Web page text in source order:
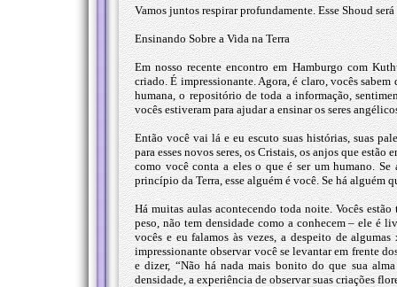
Vamos juntos respirar profundamente. Esse Shoud
Ensinando Sobre a Vida na Terra
Em nosso recente encontro em Hamburgo com
criado. É impressionante. Agora, é claro, vocês
humana, o repositório de toda a informação,
vocês estiveram para ajudar a ensinar os seres
Então você vai lá e eu escuto suas histórias, suas
para esses novos seres, os Cristais, os anjos que
como você conta a eles o que é ser um humano.
princípio da Terra, esse alguém é você. Se há alguém
Há muitas aulas acontecendo toda noite. Vocês
peso, não tem densidade como a conhecem – ele é
vocês e eu falamos às vezes, a despeito de
impressionante observar você se levantar em frente
e dizer, “Não há nada mais bonito do que sua
densidade, a experiência de observar suas criações